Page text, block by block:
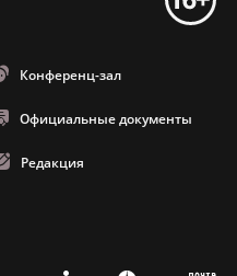
Конференц-зал
Официальные документы
Редакция